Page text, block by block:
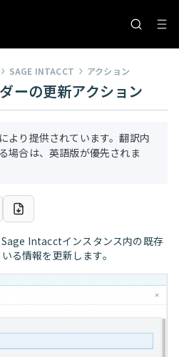
SAGE INTACCT アクション
ーの更新アクション
より提供されています。翻訳内
場合は、英語版が優先されま
Intacctインスタンス内の既存
る情報を更新します。